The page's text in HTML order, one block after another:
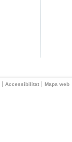
Accessibilitat Mapa web